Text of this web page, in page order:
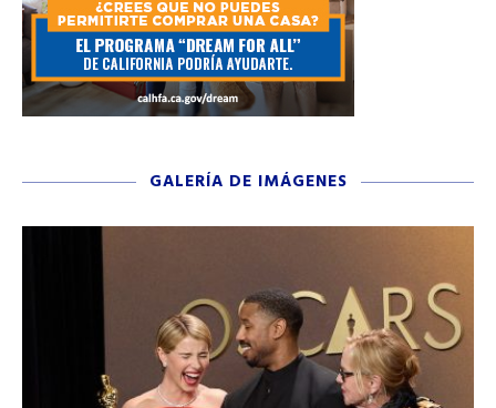
GALERÍA DE IMÁGENES